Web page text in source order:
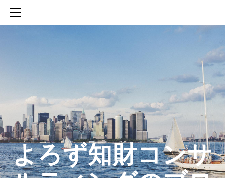
​よろず知財コンサ
SERVICES
知財活動のROICへの貢献
生成AIを活用した知財戦略の策定方法
生成AIとの「壁打ち」で、新たな発明を創出する方法